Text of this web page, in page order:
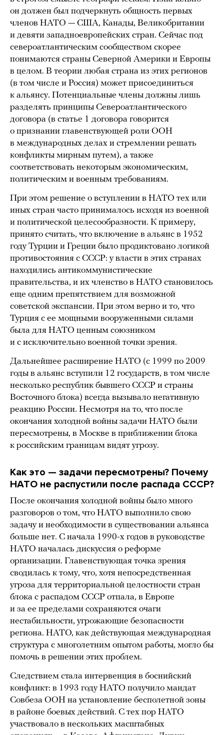
он должен был подчеркнуть общность первых
членов НАТО — США, Канады, Великобритании
и девяти западноевропейских стран. Сейчас под
североатлантическим сообществом скорее
понимаются страны Северной Америки и Европы
в целом. В теории любая страна из этих регионов
(в том числе и Россия) может присоединиться
к альянсу. Потенциальные члены должны лишь
разделять принципы Североатлантического
договора (в статье 1 договора говорится
о признании главенствующей роли ООН
в международных делах и стремлении решать
конфликты мирным путем), а также
соответствовать некоторым экономическим,
политическим и военным требованиям.
При этом решение о вступлении в НАТО тех или
иных стран часто принималось исходя из военной
и политической целесообразности. К примеру,
принято считать, что включение в альянс в 1952
году Турции и Греции было продиктовано логикой
противостояния с СССР: у власти в этих странах
находились антикоммунистические
правительства, и их членство в НАТО становилось
еще одним препятствием для возможной
советской экспансии. При этом верно и то, что
Турция с ее мощными вооруженными силами
была для НАТО ценным союзником
и с исключительно военной точки зрения.
Дальнейшее расширение НАТО (с 1999 по 2009
годы в альянс вступили 12 государств, в том числе
несколько республик бывшего СССР и страны
Восточного блока) всегда вызывало негативную
реакцию России. Несмотря на то, что после
окончания холодной войны задачи НАТО были
пересмотрены, в Москве в приближении блока
к российским границам видят угрозу.
Как это — задачи пересмотрены? Почему
НАТО не распустили после распада СССР?
После окончания холодной войны было много
разговоров о том, что НАТО выполнило свою
задачу и необходимости в существовании альянса
больше нет. С начала 1990-х годов в руководстве
НАТО началась дискуссия о реформе
организации. Главенствующая точка зрения
сводилась к тому, что, хотя непосредственная
угроза для территориальной целостности стран
блока с распадом СССР отпала, в Европе
и за ее пределами сохраняются очаги
нестабильности, угрожающие безопасности
региона. НАТО, как действующая международная
структура с многолетним опытом работы, могло бы
помочь в решении этих проблем.
Следствием стала интервенция в боснийский
конфликт: в 1993 году НАТО получило мандат
Совбеза ООН на установление бесполетной зоны
в районе боевых действий. С тех пор НАТО
участвовало в нескольких масштабных